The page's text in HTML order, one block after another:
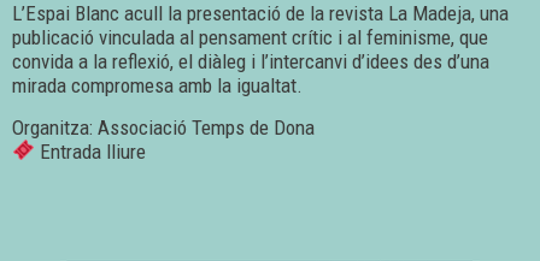
L’Espai Blanc acull la presentació de la revista La Madeja, una
publicació vinculada al pensament crític i al feminisme, que
convida a la reflexió, el diàleg i l’intercanvi d’idees des d’una
mirada compromesa amb la igualtat.
Organitza: Associació Temps de Dona
Entrada lliure